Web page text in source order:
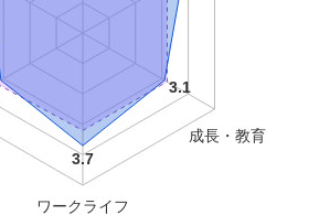
成長・教育
ワークライフ